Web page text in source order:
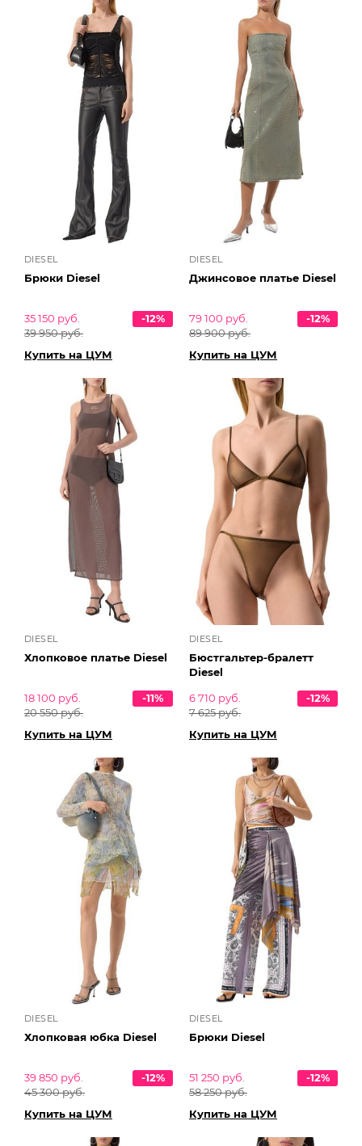
DIESEL
Брюки Diesel
35 150 руб.
39 950 руб.
-12%
Купить на ЦУМ
DIESEL
Джинсовое платье Diesel
79 100 руб.
89 900 руб.
-12%
Купить на ЦУМ
DIESEL
Хлопковое платье Diesel
18 100 руб.
20 550 руб.
-11%
Купить на ЦУМ
DIESEL
Бюстгальтер-бралетт
Diesel
6 710 руб.
7 625 руб.
-12%
Купить на ЦУМ
DIESEL
Хлопковая юбка Diesel
39 850 руб.
45 300 руб.
-12%
Купить на ЦУМ
DIESEL
Брюки Diesel
51 250 руб.
58 250 руб.
-12%
Купить на ЦУМ